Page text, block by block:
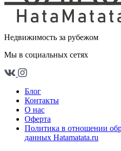
Недвижимость за рубежом
Мы в социальных сетях
Блог
Контакты
О нас
Оферта
Политика в отношении
данных Hatamatata.ru